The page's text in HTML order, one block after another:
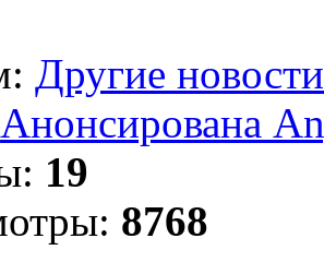
Другие
Анонсирована
19
8768